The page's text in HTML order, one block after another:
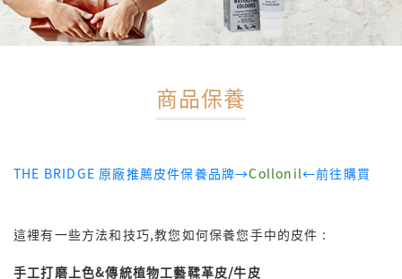
男士皮帶 MEN'S BELT
女士夾款 LADIES' WALLET
皮革保養 LEATHER CARE
男士包款 MEN'S BAG
男士夾款 MEN'S WALLET
女士包款 LADIES' BAG
中性商品 UNISEX BAG/SLG
CUMAR
男士夾款 MEN'S WALLET
女士包款 LADIES' BAG
中性商品 UNISEX BAG/SLG
關於 CUMAR
男士皮帶 MEN'S BELT
女士夾款 LADIES' WALLET
男士皮帶 MEN'S BELT
女士包款 LADIES' BAG
男士包款 MEN'S BAG
商品保養
THE BRIDGE 原廠推薦皮件保養品牌→Collonil←前往購買
這裡有一些方法和技巧,教您如何保養您手中的皮件 :
手工打磨上色&傳統植物工藝鞣革皮/牛皮